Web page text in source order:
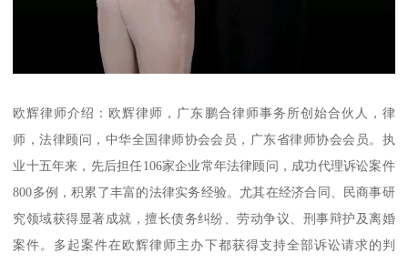
欧辉律师介绍：欧辉律师，广东鹏合律师事务所创始合伙人，律
师，法律顾问，中华全国律师协会会员，广东省律师协会会员。执
业十五年来，先后担任106家企业常年法律顾问，成功代理诉讼案件
800多例，积累了丰富的法律实务经验。尤其在经济合同、民商事研
究领域获得显著成就，擅长债务纠纷、劳动争议、刑事辩护及离婚
案件。多起案件在欧辉律师主办下都获得支持全部诉讼请求的判